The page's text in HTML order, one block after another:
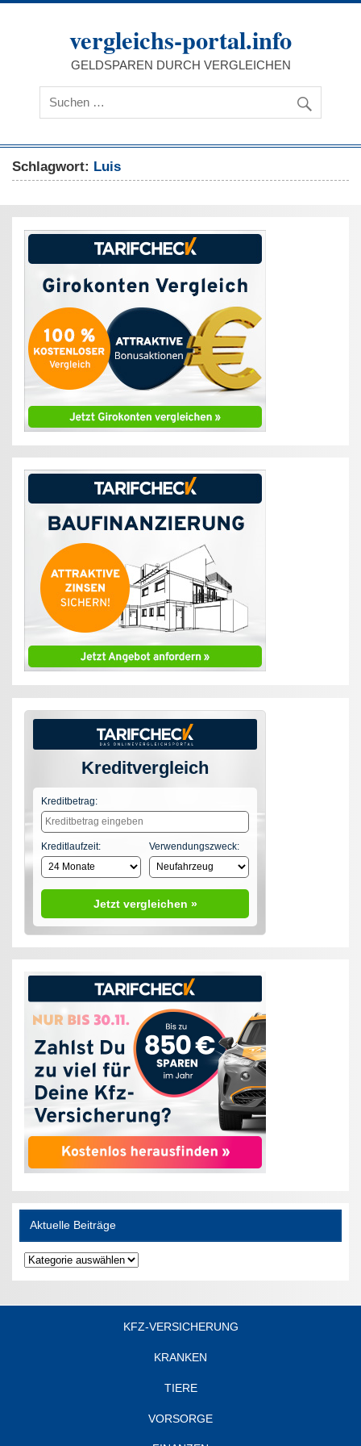
Zum
vergleichs-portal.info
GELDSPAREN DURCH VERGLEICHEN
Schlagwort: Luis
Kreditvergleich
Kreditbetrag:
Kreditlaufzeit: Verwendungszweck:
Jetzt vergleichen »
Aktuelle Beiträge
Aktuelle
Beiträge
KFZ-VERSICHERUNG
KRANKEN
TIERE
VORSORGE